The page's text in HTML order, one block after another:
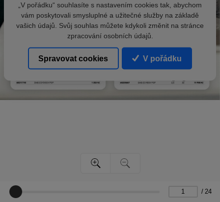
/ 24
„V pořádku“ souhlasíte s nastavením cookies tak, abychom
vám poskytovali smysluplné a užitečné služby na základě
vašich údajů. Svůj souhlas můžete kdykoli změnit na stránce
zpracování osobních údajů.
Spravovat cookies V pořádku